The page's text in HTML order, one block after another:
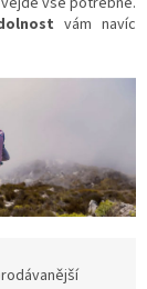
vám navíc